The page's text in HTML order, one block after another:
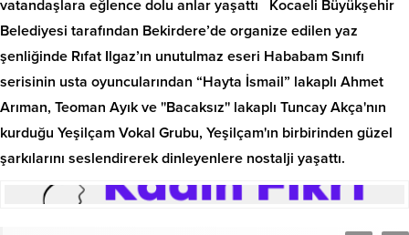
vatandaşlara eğlence dolu anlar yaşattı Kocaeli Büyükşehir
Belediyesi tarafından Bekirdere’de organize edilen yaz
şenliğinde Rıfat Ilgaz’ın unutulmaz eseri Hababam Sınıfı
serisinin usta oyuncularından “Hayta İsmail” lakaplı Ahmet
Arıman, Teoman Ayık ve ''Bacaksız'' lakaplı Tuncay Akça'nın
kurduğu Yeşilçam Vokal Grubu, Yeşilçam'ın birbirinden güzel
şarkılarını seslendirerek dinleyenlere nostalji yaşattı.